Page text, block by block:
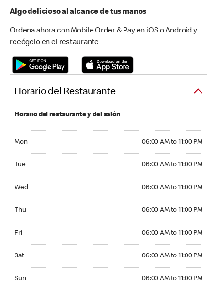
Algo delicioso al alcance de tus manos
Ordena ahora con Mobile Order & Pay en iOS o Android y
recógelo en el restaurante
Horario del Restaurante
Horario del restaurante y del salón
Mon 06:00 AM to 11:00 PM
Tue 06:00 AM to 11:00 PM
Wed 06:00 AM to 11:00 PM
Thu 06:00 AM to 11:00 PM
Fri 06:00 AM to 11:00 PM
Sat 06:00 AM to 11:00 PM
Sun 06:00 AM to 11:00 PM